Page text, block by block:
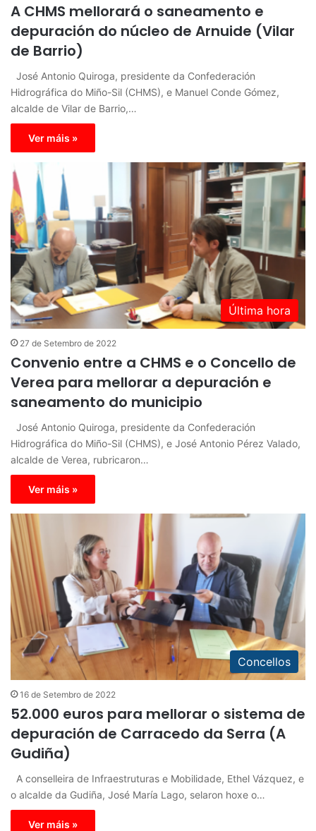
A CHMS mellorará o saneamento e
depuración do núcleo de Arnuide (Vilar
de Barrio)
José Antonio Quiroga, presidente da Confederación
Hidrográfica do Miño-Sil (CHMS), e Manuel Conde Gómez,
alcalde de Vilar de Barrio,…
Ver máis »
Última hora
27 de Setembro de 2022
Convenio entre a CHMS e o Concello de
Verea para mellorar a depuración e
saneamento do municipio
José Antonio Quiroga, presidente da Confederación
Hidrográfica do Miño-Sil (CHMS), e José Antonio Pérez Valado,
alcalde de Verea, rubricaron…
Ver máis »
Concellos
16 de Setembro de 2022
52.000 euros para mellorar o sistema de
depuración de Carracedo da Serra (A
Gudiña)
A conselleira de Infraestruturas e Mobilidade, Ethel Vázquez, e
o alcalde da Gudiña, José María Lago, selaron hoxe o…
Ver máis »